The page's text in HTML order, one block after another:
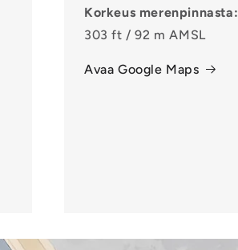
Korkeus merenpinnasta:
303 ft / 92 m AMSL
Avaa Google Maps